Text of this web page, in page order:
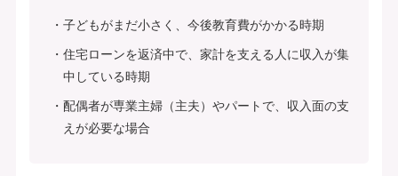
子どもがまだ小さく、今後教育費がかかる時期
住宅ローンを返済中で、家計を支える人に収入が集
中している時期
配偶者が専業主婦（主夫）やパートで、収入面の支
えが必要な場合